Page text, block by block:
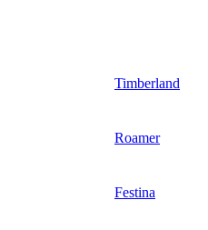
Timberland
Roamer
Festina